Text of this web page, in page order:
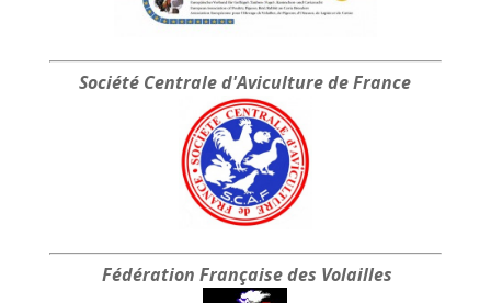
Société Centraled'Aviculture de France
Fédération Française des Volailles